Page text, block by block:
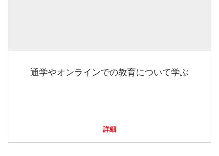
通学やオンラインでの教育について学ぶ
詳細